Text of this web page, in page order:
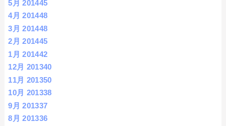
5月 201445
4月 201448
3月 201448
2月 201445
1月 201442
12月 201340
11月 201350
10月 201338
9月 201337
8月 201336